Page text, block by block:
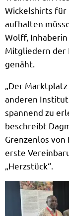
Wickelshirts für
aufhalten
Wolff,
Mitgliedern der
genäht.
„Der
anderen
spannend zu
beschreibt
Grenzenlos von
erste
„Herzstück“.